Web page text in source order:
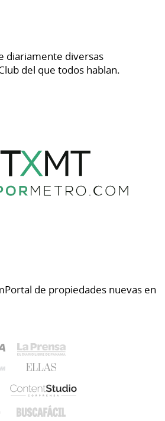
diariamente diversas
del que todos hablan.
Portal de propiedades nuevas en